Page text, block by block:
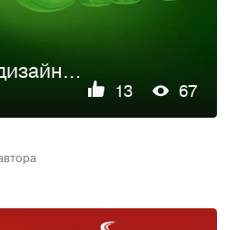
Отелло: 2 года дизайн-поддержки бренда
13 67